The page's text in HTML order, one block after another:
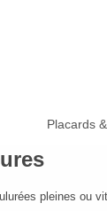
Placards
pleines ou